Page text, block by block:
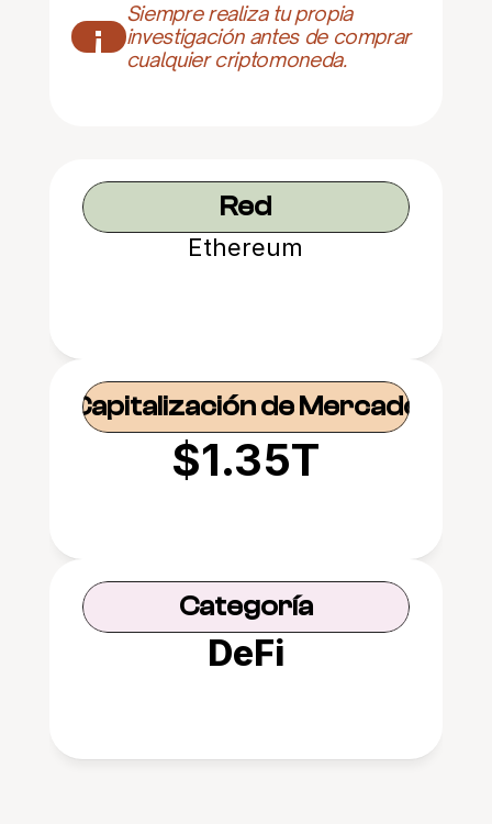
¡
Siempre realiza tu propia
investigación antes de comprar
cualquier criptomoneda.
Red
Ethereum
Capitalización de Mercado
$1.35T
Categoría
DeFi